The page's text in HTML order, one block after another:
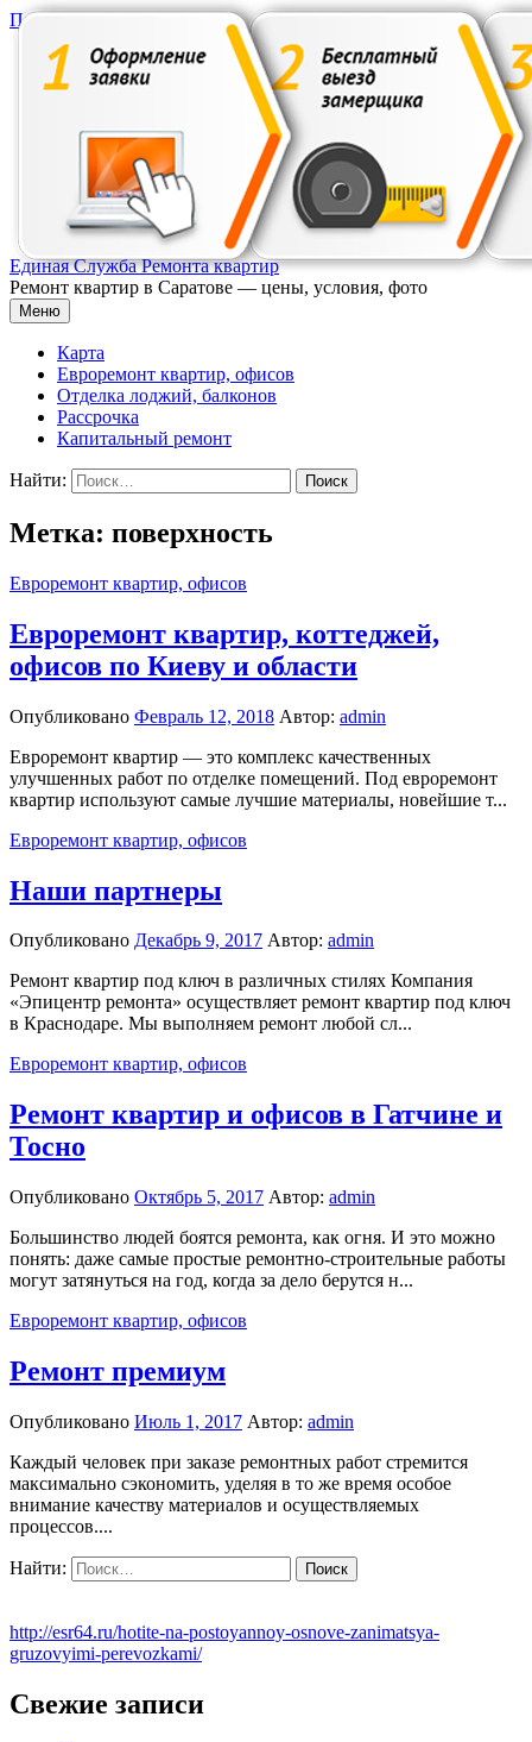
Перейти к содержимому
Единая Служба Ремонта квартир
Ремонт квартир в Саратове — цены, условия, фото
Меню
Карта
Евроремонт квартир, офисов
Отделка лоджий, балконов
Рассрочка
Капитальный ремонт
Найти:
Метка: поверхность
Евроремонт квартир, офисов
Евроремонт квартир, коттеджей,
офисов по Киеву и области
Опубликовано Февраль 12, 2018 Автор: admin
Евроремонт квартир — это комплекс качественных
улучшенных работ по отделке помещений. Под евроремонт
квартир используют самые лучшие материалы, новейшие т...
Евроремонт квартир, офисов
Наши партнеры
Опубликовано Декабрь 9, 2017 Автор: admin
Ремонт квартир под ключ в различных стилях Компания
«Эпицентр ремонта» осуществляет ремонт квартир под ключ
в Краснодаре. Мы выполняем ремонт любой сл...
Евроремонт квартир, офисов
Ремонт квартир и офисов в Гатчине и
Тосно
Опубликовано Октябрь 5, 2017 Автор: admin
Большинство людей боятся ремонта, как огня. И это можно
понять: даже самые простые ремонтно-строительные работы
могут затянуться на год, когда за дело берутся н...
Евроремонт квартир, офисов
Ремонт премиум
Опубликовано Июль 1, 2017 Автор: admin
Каждый человек при заказе ремонтных работ стремится
максимально сэкономить, уделяя в то же время особое
внимание качеству материалов и осуществляемых
процессов....
Найти:
http://esr64.ru/hotite-na-postoyannoy-osnove-zanimatsya-
gruzovyimi-perevozkami/
Свежие записи